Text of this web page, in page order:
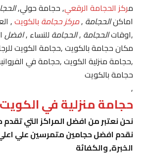
ركز الحجامة الرقعي, حجامة حولي,الحجامة
اماكنالحجامة,مركز حجامةبالكويت,
,اوقاتالحجامة,الحجامةللنساء ,افضل
مكان حجامة بالكويت ,حجامة الكويت
,حجامة منزلية الكويت ,حجامة في
حجامة بالكويت
حجامة منزلية في الكويت
نحن نعتبر من افضل المراكز التي تقدم
نقدم افضل حجامين متمرسين علي
الخبرة, والكفائة